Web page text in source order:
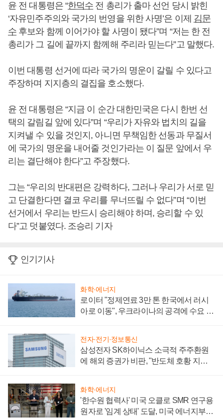
윤 전 대통령은 “한덕수 전 총리가 출마 선언 당시 밝힌
‘자유민주주의와 국가의 번영을 위한 사명’은 이제 김문
수 후보와 함께 이어가야 할 사명이 됐다”며 “저는 한 전
총리가 그 길에 끝까지 함께해 주리라 믿는다”고 말했다.
이번 대통령 선거에 따라 국가의 명운이 갈릴 수 있다고
주장하며 지지층의 결집을 호소했다.
윤 전 대통령은 “지금 이 순간 대한민국은 다시 한번 선
택의 갈림길 앞에 있다”며 “우리가 자유와 법치의 길을
지켜낼 수 있을 것인지, 아니면 무책임한 선동과 무질서
에 국가의 명운을 내어줄 것인가라는 이 질문 앞에서 우
리는 결단해야 한다”고 주장했다.
그는 “우리의 반대편은 강력하다, 그러나 우리가 서로 믿
고 단결한다면 결코 우리를 무너뜨릴 수 없다”며 “이번
선거에서 우리는 반드시 승리해야 하며, 승리할 수 있
다”고 덧붙였다. 조승리 기자
인기기사
화학·에너지
로이터 "정제연료 3만 톤 한국에서 러시
아로 이동", 우크라이나의 공격에 수요 늘
전자·전기·정보통신
삼성전자 SK하이닉스 소극적 주주환원
에 해외 증권가 비판, "반도체 호황 지속
화학·에너지
'한수원 협력사' 미국 오클로 SMR 연구용
원자로 '임계 상태' 도달, 미국 에너지부